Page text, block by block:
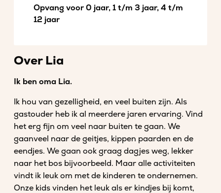
Opvang voor 0 jaar, 1 t/m 3 jaar, 4 t/m
12 jaar
Over Lia
Ik ben oma Lia.
Ik hou van gezelligheid, en veel buiten zijn. Als
gastouder heb ik al meerdere jaren ervaring. Vind
het erg fijn om veel naar buiten te gaan. We
gaanveel naar de geitjes, kippen paarden en de
eendjes. We gaan ook graag dagjes weg, lekker
naar het bos bijvoorbeeld. Maar alle activiteiten
vindt ik leuk om met de kinderen te ondernemen.
Onze kids vinden het leuk als er kindjes bij komt,